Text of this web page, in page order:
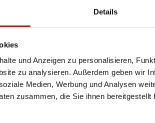
Details
und Anzeigen zu personalisieren,
zu analysieren. Außerdem geben wir
Medien, Werbung und Analysen
zusammen, die Sie ihnen